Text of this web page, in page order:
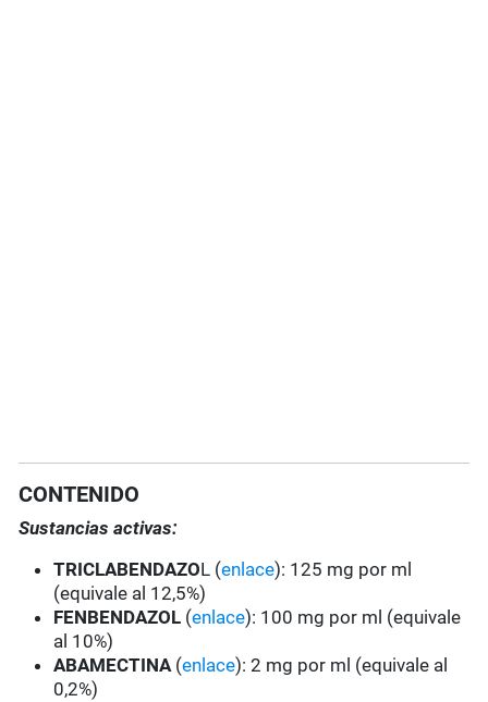
CONTENIDO
Sustancias activas:
TRICLABENDAZOL (enlace): 125 mg por ml
(equivale al 12,5%)
FENBENDAZOL (enlace): 100 mg por ml (equivale
al 10%)
ABAMECTINA(enlace): 2 mg por ml (equivale al
0,2%)